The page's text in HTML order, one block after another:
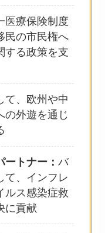
医療保険制度
民の市民権へ
する政策を支
て、欧州や中
の外遊を通じ
ートナー：バ
て、インフレ
ルス感染症救
に貢献